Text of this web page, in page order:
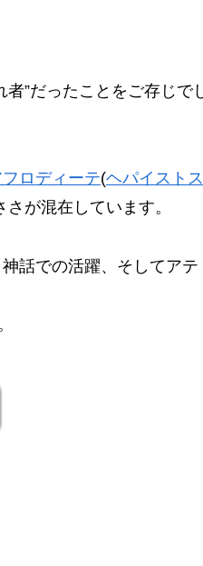
”だったことをご存じで
フロディーテ(ヘパイストス
が混在しています。
話での活躍、そしてアテ